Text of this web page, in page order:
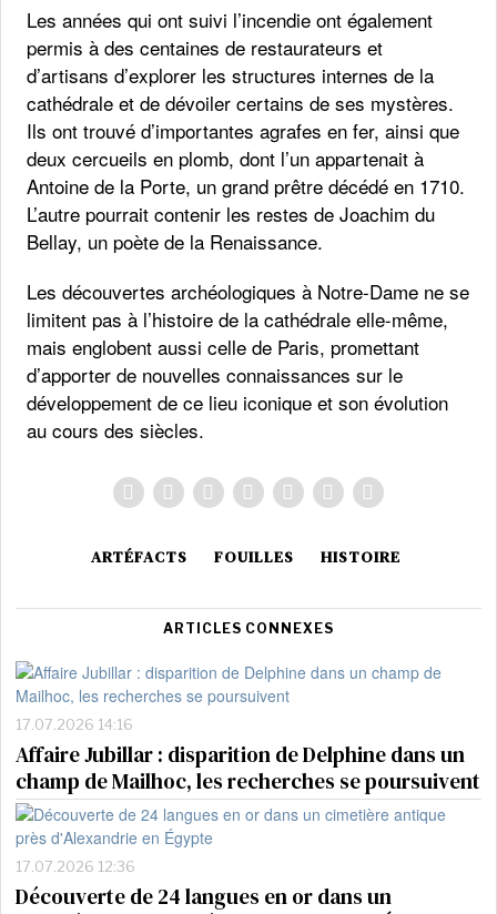
Les années qui ont suivi l’incendie ont également
permis à des centaines de restaurateurs et
d’artisans d’explorer les structures internes de la
cathédrale et de dévoiler certains de ses mystères.
Ils ont trouvé d’importantes agrafes en fer, ainsi que
deux cercueils en plomb, dont l’un appartenait à
Antoine de la Porte, un grand prêtre décédé en 1710.
L’autre pourrait contenir les restes de Joachim du
Bellay, un poète de la Renaissance.
Les découvertes archéologiques à Notre-Dame ne se
limitent pas à l’histoire de la cathédrale elle-même,
mais englobent aussi celle de Paris, promettant
d’apporter de nouvelles connaissances sur le
développement de ce lieu iconique et son évolution
au cours des siècles.
ARTÉFACTS FOUILLES HISTOIRE
ARTICLES CONNEXES
17.07.2026 14:16
Affaire Jubillar : disparition de Delphine dans un
champ de Mailhoc, les recherches se poursuivent
17.07.2026 12:36
Découverte de 24 langues en or dans un